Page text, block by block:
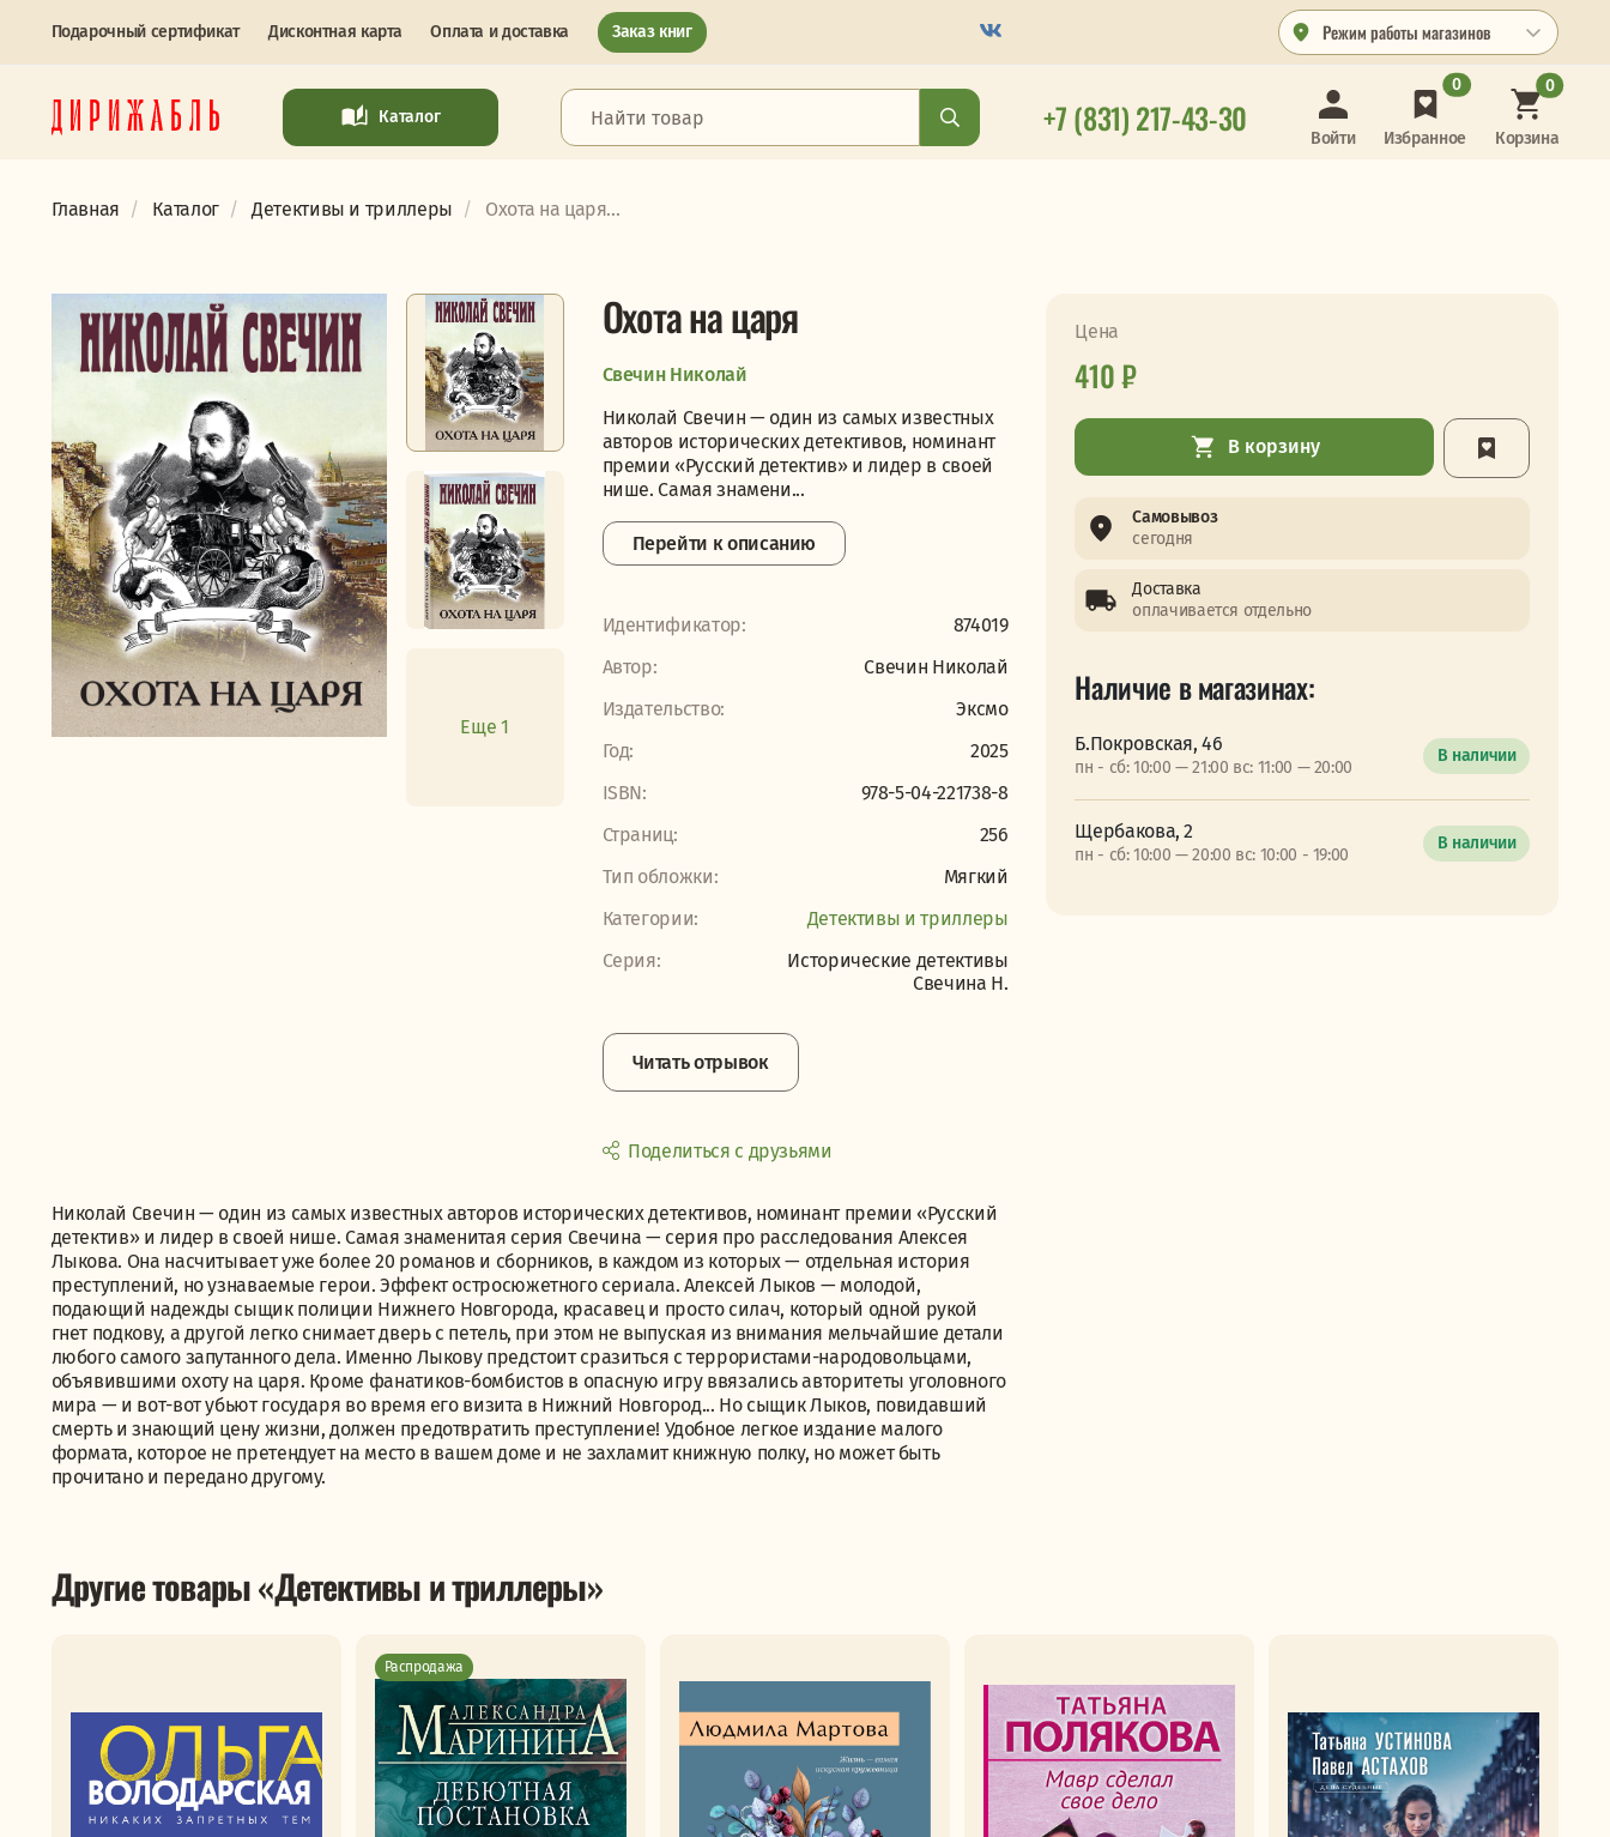
Подарочный сертификат Дисконтная карта Оплата и доставка Заказ книг Режим работы магазинов
Каталог +7 (831) 217-43-30 Войти Избранное
0
Корзина
0
Главная Каталог Детективы и триллеры Охота на царя...
Еще 1
Охота на царя
Свечин Николай
Николай Свечин — один из самых известных
авторов исторических детективов, номинант
премии «Русский детектив» и лидер в своей
нише. Самая знамени...
Перейти к описанию
Идентификатор:
874019
Автор:
Свечин Николай
Издательство:
Эксмо
Год:
2025
ISBN:
978-5-04-221738-8
Страниц:
256
Тип обложки:
Мягкий
Категории:
Детективы и триллеры
Серия:
Исторические детективы
Свечина Н.
Читать отрывок
Поделиться с друзьями
Николай Свечин — один из самых известных авторов исторических детективов, номинант премии «Русский
детектив» и лидер в своей нише. Самая знаменитая серия Свечина — серия про расследования Алексея
Лыкова. Она насчитывает уже более 20 романов и сборников, в каждом из которых — отдельная история
преступлений, но узнаваемые герои. Эффект остросюжетного сериала. Алексей Лыков — молодой,
подающий надежды сыщик полиции Нижнего Новгорода, красавец и просто силач, который одной рукой
гнет подкову, а другой легко снимает дверь с петель, при этом не выпуская из внимания мельчайшие детали
любого самого запутанного дела. Именно Лыкову предстоит сразиться с террористами-народовольцами,
объявившими охоту на царя. Кроме фанатиков-бомбистов в опасную игру ввязались авторитеты уголовного
мира — и вот-вот убьют государя во время его визита в Нижний Новгород... Но сыщик Лыков, повидавший
смерть и знающий цену жизни, должен предотвратить преступление! Удобное легкое издание малого
формата, которое не претендует на место в вашем доме и не захламит книжную полку, но может быть
прочитано и передано другому.
Цена
410 ₽
В корзину
Самовывоз
сегодня
Доставка
оплачивается отдельно
Наличие в магазинах:
Б.Покровская, 46
пн - сб: 10:00 — 21:00 вс: 11:00 — 20:00
В наличии
Щербакова, 2
пн - сб: 10:00 — 20:00 вс: 10:00 - 19:00
В наличии
Другие товары «Детективы и триллеры»
Распродажа